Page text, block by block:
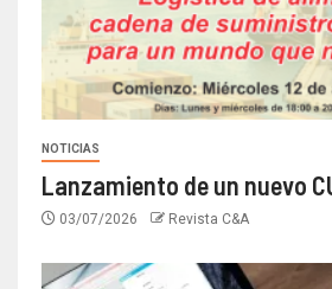
NOTICIAS
Lanzamiento de un nuevo
03/07/2026 Revista C&A